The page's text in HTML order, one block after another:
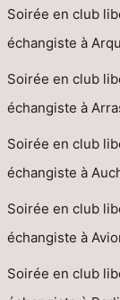
Soirée en club
échangiste à
Soirée en club
échangiste à
Soirée en club
échangiste à
Soirée en club
échangiste à
Soirée en club